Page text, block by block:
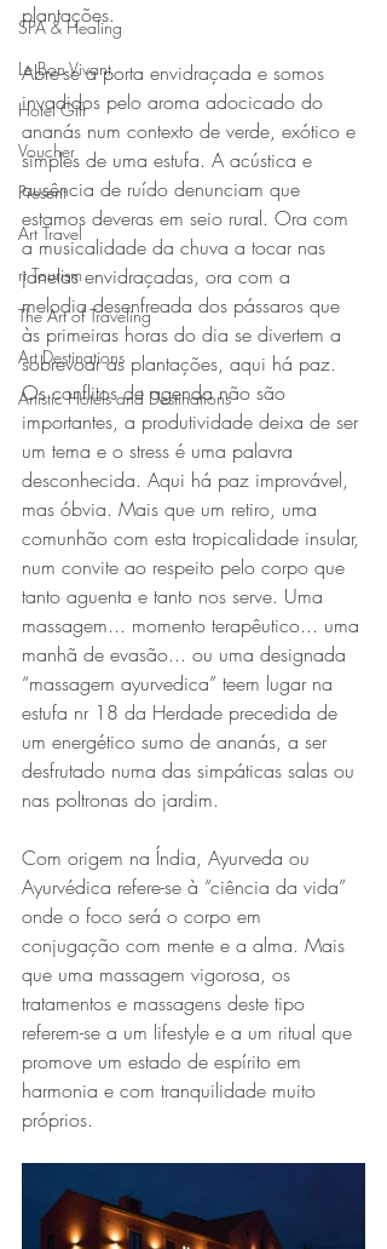
SPA & Healing
Le Bon Vivant
Hotel Gift
Voucher
Present
Art Travel
rt Tourism
The Art of Traveling
Art Destinations
Artistic Hotels and Destinations
plantações.
Abre-se a porta envidraçada e somos
invadidos pelo aroma adocicado do
ananás num contexto de verde, exótico e
simples de uma estufa. A acústica e
ausência de ruído denunciam que
estamos deveras em seio rural. Ora com
a musicalidade da chuva a tocar nas
janelas envidraçadas, ora com a
melodia desenfreada dos pássaros que
às primeiras horas do dia se divertem a
sobrevoar as plantações, aqui há paz.
Os conflitos de agenda não são
importantes, a produtividade deixa de ser
um tema e o stress é uma palavra
desconhecida. Aqui há paz improvável,
mas óbvia. Mais que um retiro, uma
comunhão com esta tropicalidade insular,
num convite ao respeito pelo corpo que
tanto aguenta e tanto nos serve. Uma
massagem... momento terapêutico... uma
manhã de evasão... ou uma designada
“massagem ayurvedica” teem lugar na
estufa nr 18 da Herdade precedida de
um energético sumo de ananás, a ser
desfrutado numa das simpáticas salas ou
nas poltronas do jardim.
Com origem na Índia, Ayurveda ou
Ayurvédica refere-se à “ciência da vida”
onde o foco será o corpo em
conjugação com mente e a alma. Mais
que uma massagem vigorosa, os
tratamentos e massagens deste tipo
referem-se a um lifestyle e a um ritual que
promove um estado de espírito em
harmonia e com tranquilidade muito
próprios.